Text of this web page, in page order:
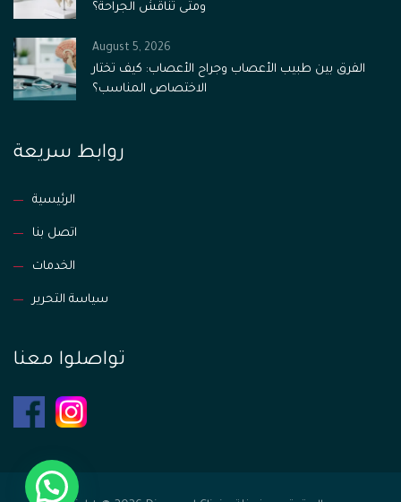
ومتى تُناقش الجراحة؟
August 5, 2026
الفرق بين طبيب الأعصاب وجراح الأعصاب: كيف تختار
الاختصاص المناسب؟
روابط سريعة
الرئيسية
اتصل بنا
الخدمات
سياسة التحرير
تواصلوا معنا